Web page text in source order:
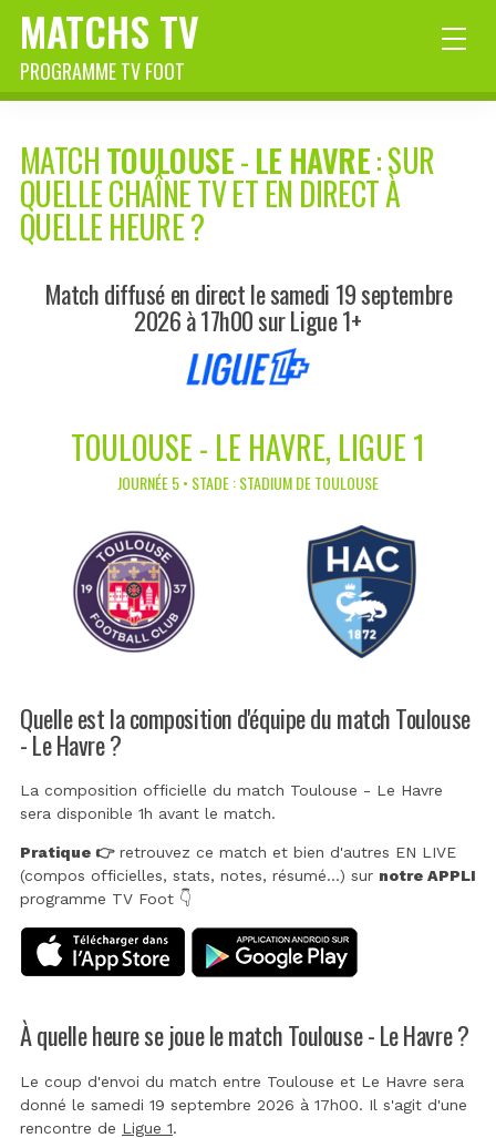
MATCHS TV
PROGRAMME TV FOOT
MATCHTOULOUSE-LE HAVRE: SUR
QUELLE CHAÎNE TV ET EN DIRECT À
QUELLE HEURE ?
Match diffusé en direct le samedi 19 septembre
2026 à 17h00 sur Ligue 1+
TOULOUSE - LE HAVRE, LIGUE 1
JOURNÉE 5 • STADE : STADIUM DE TOULOUSE
Quelle est la composition d'équipe du match Toulouse
- Le Havre ?
La composition officielle du match Toulouse - Le Havre
sera disponible 1h avant le match.
Pratique 👉retrouvez ce match et bien d'autres EN LIVE
(compos officielles, stats, notes, résumé...) sur notre APPLI
programme TV Foot 👇
À quelle heure se joue le match Toulouse - Le Havre ?
Le coup d'envoi du match entre Toulouse et Le Havre sera
donné le samedi 19 septembre 2026 à 17h00. Il s'agit d'une
rencontre de Ligue 1.